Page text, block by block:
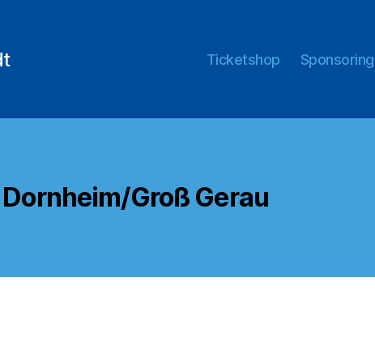
Ticketshop Sponsoring
Dornheim/Groß Gerau